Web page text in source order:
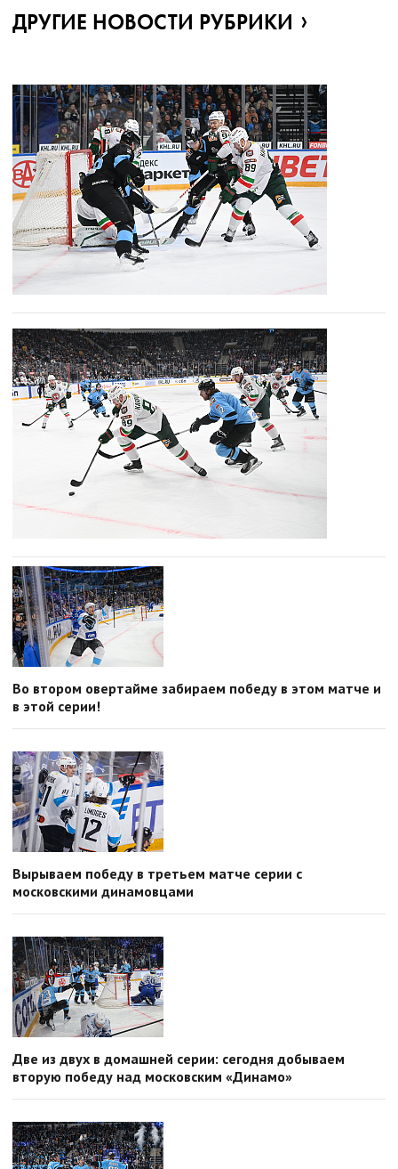
ДРУГИЕ НОВОСТИ РУБРИКИ
Во втором овертайме забираем победу в этом матче и
в этой серии!
Вырываем победу в третьем матче серии с
московскими динамовцами
Две из двух в домашней серии: сегодня добываем
вторую победу над московским «Динамо»